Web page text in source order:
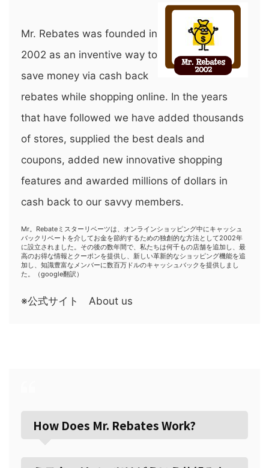
Mr. Rebates was founded in
2002 as an inventive way to
save money via cash back
rebates while shopping online. In the years
that have followed we have added thousands
of stores, supplied the best deals and
coupons, added new innovative shopping
features and awarded millions of dollars in
cash back to our savvy members.
Mr。Rebateミスターリベーツは、オンラインショッピング中にキャッシュ
バックリベートを介してお金を節約するための独創的な方法として2002年
に設立されました。その後の数年間で、私たちは何千もの店舗を追加し、最
高のお得な情報とクーポンを提供し、新しい革新的なショッピング機能を追
加し、知識豊富なメンバーに数百万ドルのキャッシュバックを提供しまし
た。（google翻訳）
※公式サイト About us
How Does Mr. Rebates Work?